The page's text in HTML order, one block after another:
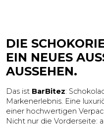
DIE
EIN NEUES
AUSSEHEN.
Das ist BarBitez:
Markenerlebnis. Eine
einer hochwertigen
Nicht nur die Vorderseite: